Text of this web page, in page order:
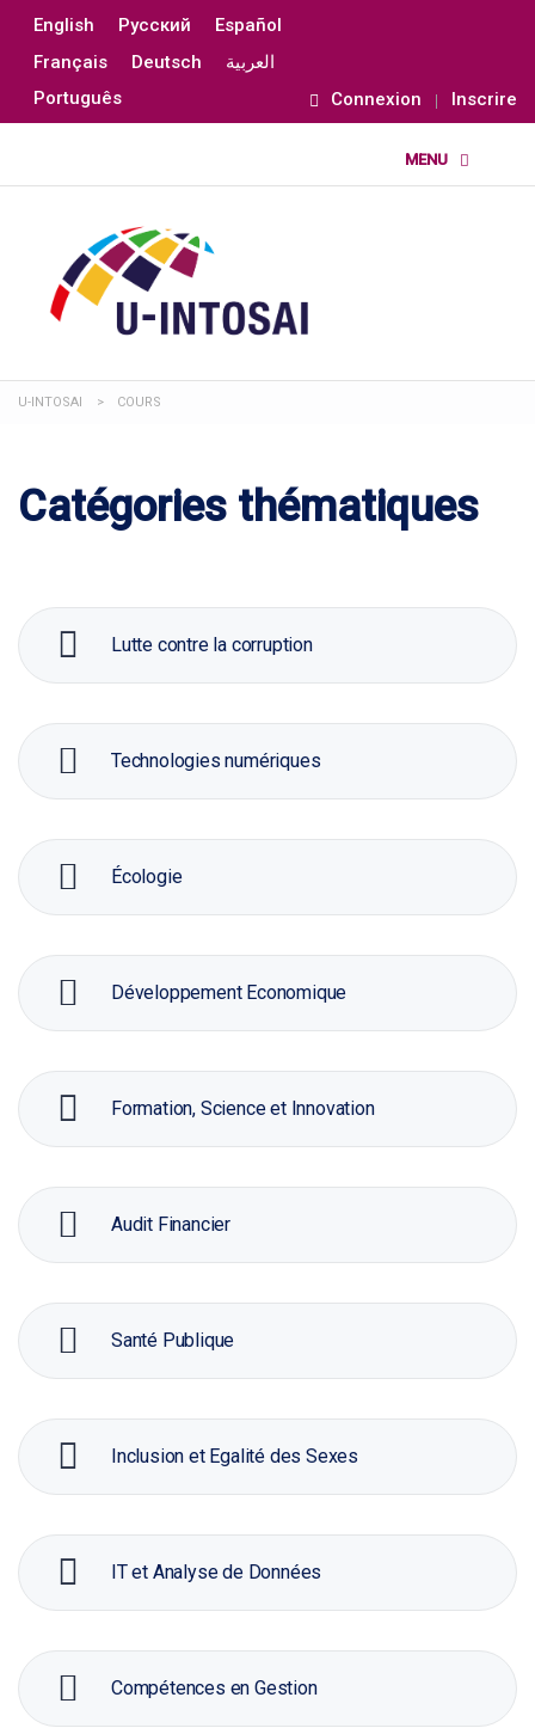
English Русский
Español
Français
Deutsch
العربية
Português
Connexion Inscrire
U-INTOSAI > COURS
Catégories thématiques
Lutte contre la corruption
Technologies numériques
Écologie
Développement Economique
Formation, Science et Innovation
Audit Financier
Santé Publique
Inclusion et Egalité des Sexes
IT et Analyse de Données
Compétences en Gestion